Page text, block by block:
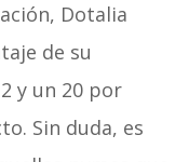
Dotalia
de su
y un 20 por
Sin duda, es